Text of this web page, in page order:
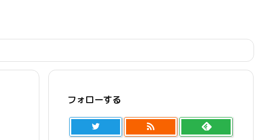
フォローする
